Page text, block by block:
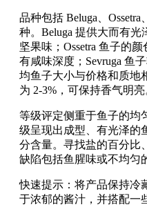
品种包括 Beluga、
种。Beluga 提供大而有
坚果味；Ossetra 鱼子的
有咸味深度；Sevruga 鱼
均鱼子大小与价格和质地
为 2-3%，可保持香气明亮
等级评定侧重于鱼子的均
级呈现出成型、有光泽的
分含量。寻找盐的百分比
缺陷包括鱼腥味或不均匀
快速提示：将产品保持冷
于浓郁的酱汁，并搭配一